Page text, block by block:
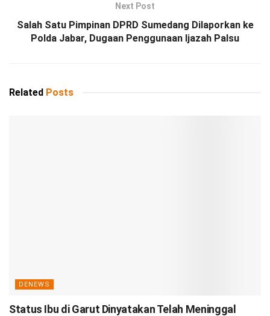
Next Post
Salah Satu Pimpinan DPRD Sumedang Dilaporkan ke
Polda Jabar, Dugaan Penggunaan Ijazah Palsu
Related Posts
DENEWS
Status Ibu di Garut Dinyatakan Telah Meninggal